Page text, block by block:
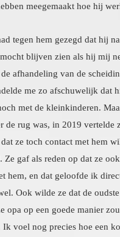
meegemaakt hoe hij
tegen hem gezegd dat hij
blijven zien als hij mij
afhandeling van de scheiding. Dat
me zo afschuwelijk dat hij dus
met de kleinkinderen.
rug was, in 2019 vertelde
ze toch contact met hem wilde
gaf als reden op dat ze ook nog
hem, en dat geloofde ik direct.
Ook wilde ze dat de oudste
op een goede manier zou
voel nog precies hoe een koude
mijn maag samenkromp tot een
En alles in mij kwam in opstand.
vroeg verzachtte dit. En
weliswaar met een steen in
mijn dieper weten zei dat ik
ik zei ja, en ze stelde me
met hem sluiten, of zoiets het is
dingen afsluiten. Hierna
en ik dacht er niet meer aan.
hij kanker heeft gehad en nu
O ze hebben
koude hand en die steen in mijn